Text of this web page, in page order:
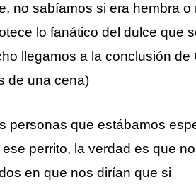
no sabíamos si era hembra
lo fanático del dulce que
llegamos a la conclusión de
de una cena)
personas que estábamos
perrito, la verdad es que
en que nos dirían que si